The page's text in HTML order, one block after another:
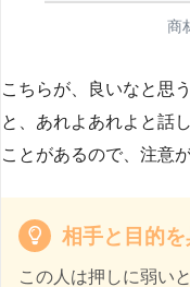
商
こちらが、良いなと思
と、あれよあれよと話
ことがあるので、注意
相手と目的
この人は押しに弱い